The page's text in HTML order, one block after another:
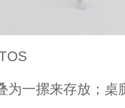
为一摞来存放；桌